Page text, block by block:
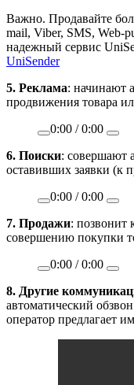
Важно. Продавайте
mail, Viber, SMS, Web-
надежный сервис
UniSender
5. Реклама: начинают
продвижения товара
0:00 /0:00
6. Поиски: совершают
оставивших заявки (к
0:00 /0:00
7. Продажи: позвонит
совершению покупки
0:00 /0:00
8. Другие
автоматический
оператор предлагает